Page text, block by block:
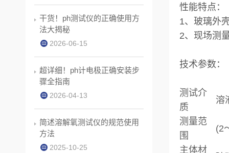
性能特点：
1、玻璃外
2、现场测
技术参数：
测试介
质
溶
测量范
围
(2
主体材
干货！ph测试仪的正确使用方
法大揭秘
2026-06-15
超详细！ph计电极正确安装步
骤全指南
2026-04-13
简述溶解氧测试仪的规范使用
方法
2025-10-25